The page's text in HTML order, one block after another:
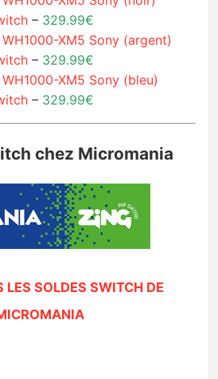
– 329.99€
XM5 Sony (argent)
– 329.99€
XM5 Sony (bleu)
– 329.99€
chez Micromania
LES SOLDES SWITCH DE